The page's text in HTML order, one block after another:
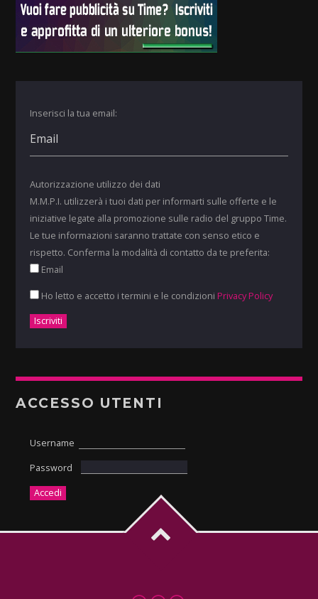
Inserisci la tua email:
Autorizzazione utilizzo dei dati
M.M.P.I. utilizzerà i tuoi dati per informarti sulle offerte e le
iniziative legate alla promozione sulle radio del gruppo Time.
Le tue informazioni saranno trattate con senso etico e
rispetto. Conferma la modalità di contatto da te preferita:
Email
Ho letto e accetto i termini e le condizioni Privacy Policy
ACCESSO UTENTI
Username
Password